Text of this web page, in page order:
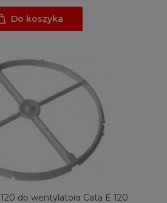
Do koszyka
do wentylatora Cata E 120